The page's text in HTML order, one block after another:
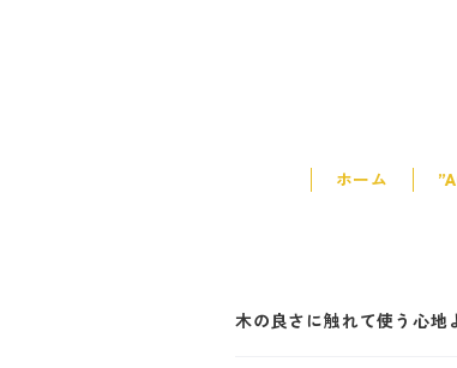
ホーム
木の良さに触れて使う心地